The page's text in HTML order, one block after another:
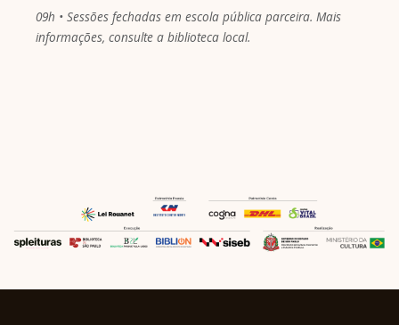
09h • Sessões fechadas em escola pública parceira. Mais
informações, consulte a biblioteca local.